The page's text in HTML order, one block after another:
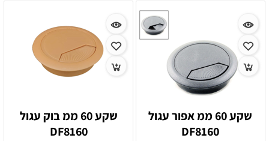
שקע 60 ממ אפור עגול
DF8160
שקע 60 ממ בוק עגול
DF8160